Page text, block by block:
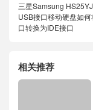
三星Samsung
USB接口移动硬盘如
口转换为IDE接口
相关推荐